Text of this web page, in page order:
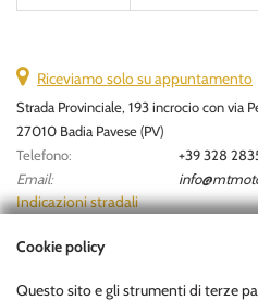
Riceviamo solo su appuntamento
Strada Provinciale, 193 incrocio con via
27010 Badia Pavese (PV)
Telefono:
+39 328
Email:
Indicazioni stradali
Cookie policy
Questo sito e gli strumenti di terze